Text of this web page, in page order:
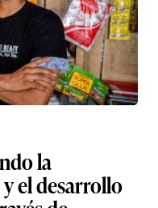
la
el desarrollo